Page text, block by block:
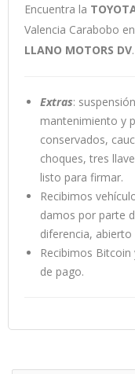
Encuentra la
Valencia Carabobo
LLANO MOTORS DV.
Extras:
mantenimiento y
conservados,
choques, tres
listo para firmar.
Recibimos
damos por parte
diferencia,
Recibimos
de pago.